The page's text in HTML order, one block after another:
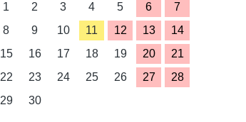
1
2 3 4 5 6
7
8
9 10 11 12 13
14
15
16 17 18 19 20
21
22
23 24 25 26 27
28
29
30